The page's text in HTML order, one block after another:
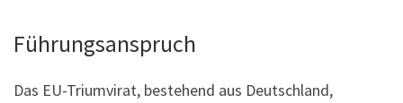
Führungsanspruch
Das EU-Triumvirat, bestehend aus Deutschland,